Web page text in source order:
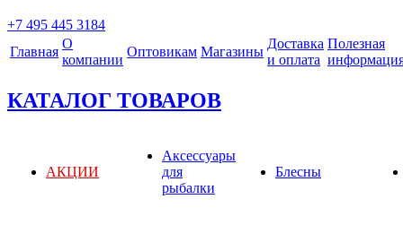
+7 495 445 3184
Главная
О
компании
Оптовикам Магазины
Доставка
и оплата
Полезная
КАТАЛОГ ТОВАРОВ
АКЦИИ
Аксессуары
для
рыбалки
Блесны